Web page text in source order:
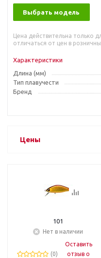
Выбрать модель
Цена действительна только
отличаться от цен в
Характеристики
Длина (мм)
Тип плавучести
Бренд
Цены
101
Нет в наличии
(0)
Оставить
отзыв о